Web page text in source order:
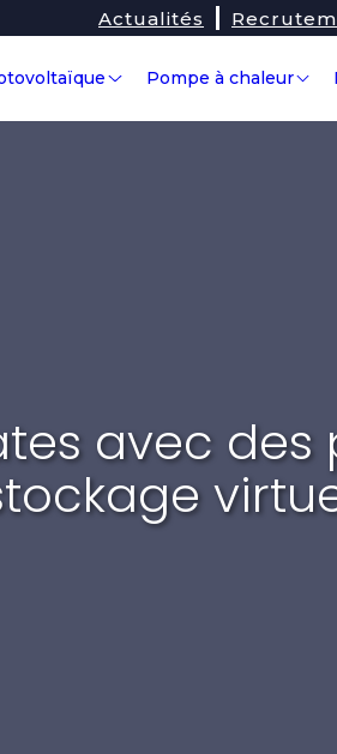
Actualités
Pompe à chaleur
avec des